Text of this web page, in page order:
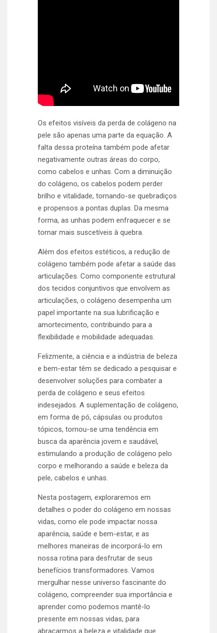
Os efeitos visíveis da perda de colágeno na
pele são apenas uma parte da equação. A
falta dessa proteína também pode afetar
negativamente outras áreas do corpo,
como cabelos e unhas. Com a diminuição
do colágeno, os cabelos podem perder
brilho e vitalidade, tornando-se quebradiços
e propensos a pontas duplas. Da mesma
forma, as unhas podem enfraquecer e se
tornar mais suscetíveis à quebra.
Além dos efeitos estéticos, a redução de
colágeno também pode afetar a saúde das
articulações. Como componente estrutural
dos tecidos conjuntivos que envolvem as
articulações, o colágeno desempenha um
papel importante na sua lubrificação e
amortecimento, contribuindo para a
flexibilidade e mobilidade adequadas.
Felizmente, a ciência e a indústria de beleza
e bem-estar têm se dedicado a pesquisar e
desenvolver soluções para combater a
perda de colágeno e seus efeitos
indesejados. A suplementação de colágeno,
em forma de pó, cápsulas ou produtos
tópicos, tornou-se uma tendência em
busca da aparência jovem e saudável,
estimulando a produção de colágeno pelo
corpo e melhorando a saúde e beleza da
pele, cabelos e unhas.
Nesta postagem, exploraremos em
detalhes o poder do colágeno em nossas
vidas, como ele pode impactar nossa
aparência, saúde e bem-estar, e as
melhores maneiras de incorporá-lo em
nossa rotina para desfrutar de seus
benefícios transformadores. Vamos
mergulhar nesse universo fascinante do
colágeno, compreender sua importância e
aprender como podemos mantê-lo
presente em nossas vidas, para
abraçarmos a beleza e vitalidade que